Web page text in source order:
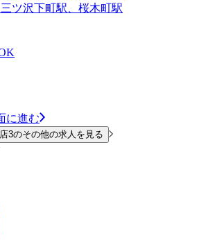
ツ沢下町駅、桜木町駅
に進む
3のその他の求人を見る